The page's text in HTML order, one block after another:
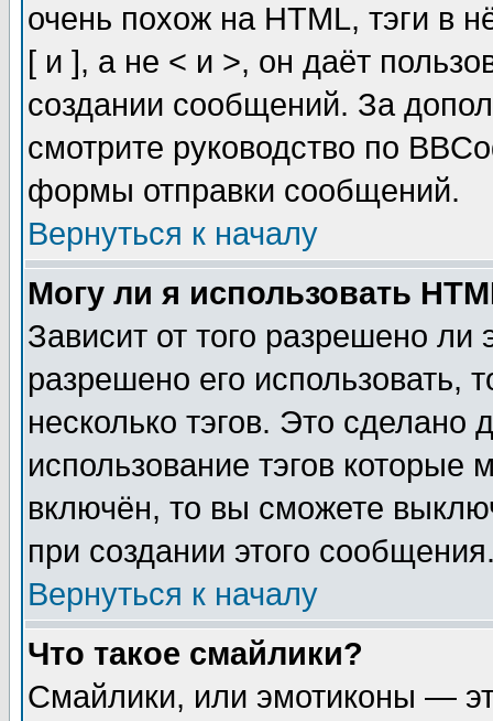
очень похож на HTML, тэги в
[ и ], а не < и >, он даёт
создании сообщений. За
смотрите руководство по
формы отправки сообщений.
Вернуться к началу
Могу ли я использовать
Зависит от того разрешено
разрешено его использовать,
несколько тэгов. Это сделано
использование тэгов
включён, то вы сможете
при создании этого
Вернуться к началу
Что такое смайлики?
Смайлики, или эмотиконы —